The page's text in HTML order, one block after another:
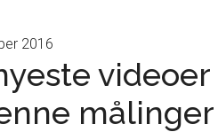
2016
målinger